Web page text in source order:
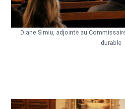
Diane Simiu, adjointe au
durable